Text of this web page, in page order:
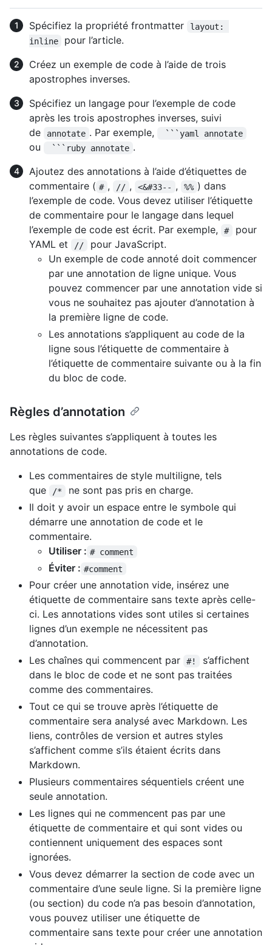
Spécifiez la propriété frontmatter
layout:
inline
pour l’article.
Créez un exemple de code à l’aide de trois
apostrophes inverses.
Spécifiez un langage pour l’exemple de code
après les trois apostrophes inverses, suivi
de
annotate . Par exemple, ```yaml annotate
ou ```ruby annotate .
Ajoutez des annotations à l’aide d’étiquettes de
commentaire ( # , // , <&#33-- , %% ) dans
l’exemple de code. Vous devez utiliser l’étiquette
de commentaire pour le langage dans lequel
l’exemple de code est écrit. Par exemple,
#
pour
YAML et
//
pour JavaScript.
Un exemple de code annoté doit commencer
par une annotation de ligne unique. Vous
pouvez commencer par une annotation vide si
vous ne souhaitez pas ajouter d’annotation à
la première ligne de code.
Les annotations s’appliquent au code de la
ligne sous l’étiquette de commentaire à
l’étiquette de commentaire suivante ou à la fin
du bloc de code.
Règles d’annotation
Les règles suivantes s’appliquent à toutes les
annotations de code.
Les commentaires de style multiligne, tels
que
/*
ne sont pas pris en charge.
Il doit y avoir un espace entre le symbole qui
démarre une annotation de code et le
commentaire.
Utiliser : # comment
Éviter : #comment
Pour créer une annotation vide, insérez une
étiquette de commentaire sans texte après celle-
ci. Les annotations vides sont utiles si certaines
lignes d’un exemple ne nécessitent pas
d’annotation.
Les chaînes qui commencent par
#!
s’affichent
dans le bloc de code et ne sont pas traitées
comme des commentaires.
Tout ce qui se trouve après l’étiquette de
commentaire sera analysé avec Markdown. Les
liens, contrôles de version et autres styles
s’affichent comme s’ils étaient écrits dans
Markdown.
Plusieurs commentaires séquentiels créent une
seule annotation.
Les lignes qui ne commencent pas par une
étiquette de commentaire et qui sont vides ou
contiennent uniquement des espaces sont
ignorées.
Vous devez démarrer la section de code avec un
commentaire d’une seule ligne. Si la première ligne
(ou section) du code n’a pas besoin d’annotation,
vous pouvez utiliser une étiquette de
commentaire sans texte pour créer une annotation